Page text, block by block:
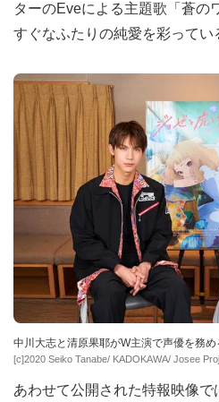
ターのEveによる主題歌「蒼の
すぐなふたりの純愛を彩ってい
中川大志と清原果耶がW主演で声優を務め
[c]2020 Seiko Tanabe/ KADOKAWA/ Josee
あわせて公開された特報映像